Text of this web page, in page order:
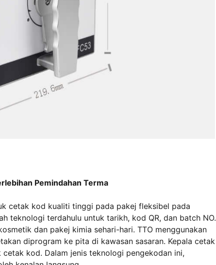
Pemindahan Terma
cetak kod kualiti tinggi pada pakej fleksibel pada
teknologi terdahulu untuk tarikh, kod QR, dan batch NO.
dan pakej kimia sehari-hari. TTO menggunakan
diprogram ke pita di kawasan sasaran. Kepala cetak
kod. Dalam jenis teknologi pengekodan ini,